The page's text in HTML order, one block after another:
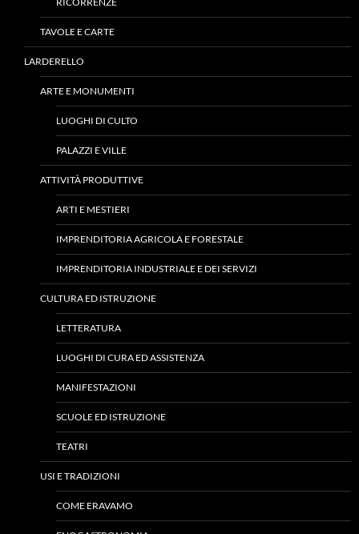
TAVOLE E CARTE
LARDERELLO
ARTE E MONUMENTI
LUOGHI DI CULTO
PALAZZI E VILLE
ATTIVITÀ PRODUTTIVE
ARTI E MESTIERI
IMPRENDITORIA AGRICOLA E FORESTALE
IMPRENDITORIA INDUSTRIALE E DEI SERVIZI
CULTURA ED ISTRUZIONE
LETTERATURA
LUOGHI DI CURA ED ASSISTENZA
MANIFESTAZIONI
SCUOLE ED ISTRUZIONE
TEATRI
USI E TRADIZIONI
COME ERAVAMO